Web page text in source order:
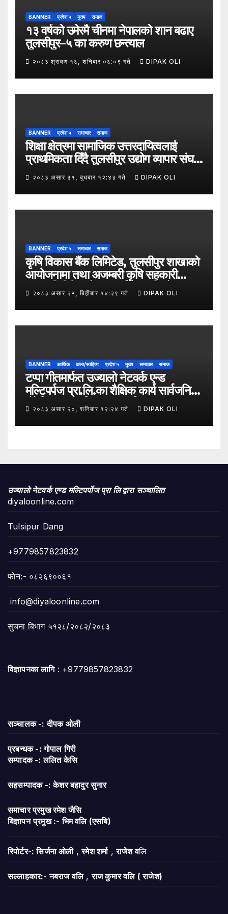
BANNER प्रदेश ५ मुख्य समाज
१३ वर्षको उमेरमै चीनमा नेपालको शान बढाए
तुलसीपुर–५ का करुण छन्त्याल
२०८३ श्रावण १६, शनिबार ०६:०९ गते DIPAK OLI
BANNER प्रदेश ५ समाचार समाज
शिक्षा क्षेत्रमा सामाजिक उत्तरदायित्वलाई
प्राथमिकता दिँदै तुलसीपुर उद्योग व्यापार संघले
नेपाल उद्योग व्यापार महासंघको पाँचौँ स्थापना
दिवसको अवसर पारेर तुलसीपुर
उपमहानगरपालिका–५, गैरापातु स्थित श्री
जनश्रमिक आ बि विद्यालयका विद्यार्थीहरूलाई
२०८३ असार ३१, बुधबार १२:४३ गते DIPAK OLI
BANNER प्रदेश ५ समाचार समाज
कृषि विकास बैंक लिमिटेड, तुलसीपुर शाखाको
आयोजनामा तथा अजम्बरी कृषि सहकारी
संस्था लिमिटेडको सहकार्यमा “कृषिको
समावेशी रूपान्तरणका लागि मूल्य शृङ्खला
(VITA) कार्यक्रम अन्तर्गत तरकारी उत्पादक
किसान र व्यापारीबीच व्यवसाय विस्तार सम्बन्धी
२०८३ असार २५, बिहीबार १४:२९ गते DIPAK OLI
BANNER आर्थिक कला/साहित्य प्रदेश ५ मुख्य समाचार समाज
टप्पा गीतमार्फत उज्यालो नेटवर्क एन्ड
मल्टिपर्पज प्रा.लि.का शैक्षिक कार्य सार्वजनिक
हुँदै शिक्षा, सामाजिक उत्तरदायित्व र
सकारात्मक सन्देशलाई
२०८३ असार २०, शनिबार १२:२४ गते DIPAK OLI
उज्यालो नेटवर्क एण्ड मल्टिपर्पोज प्रा लि द्वारा सञ्चालित
diyaloonline.com
Tulsipur Dang
+9779857823832
फाेन:- ०८२६९००६१
info@diyaloonline.com
सुचना बिभाग ५१२८/२०८२/२०८३
विज्ञापनका लागि: +9779857823832
सञ्चालक -: दीपक ओली
प्रबन्धक -: गोपाल गिरी
सम्पादक -: ललित केसि
सहसम्पादक -: केशर बहादुर सुनार
समाचार प्रमुख रमेश जैसि
बिज्ञापन प्रमुख :- भिम वलि (एसबि)
रिपोर्टर-: सिर्जना ओली,रमेश शर्मा,राजेश वलि
सल्लाहकार:- नबराज वलि,राज कुमार वलि ( राजेश)